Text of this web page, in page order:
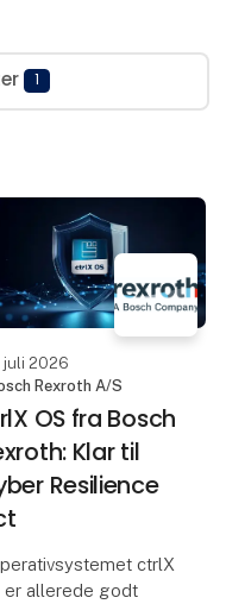
1
juli 2026
Rexroth A/S
OS fra Bosch
Klar til
Resilience
ctrlX
er allerede godt